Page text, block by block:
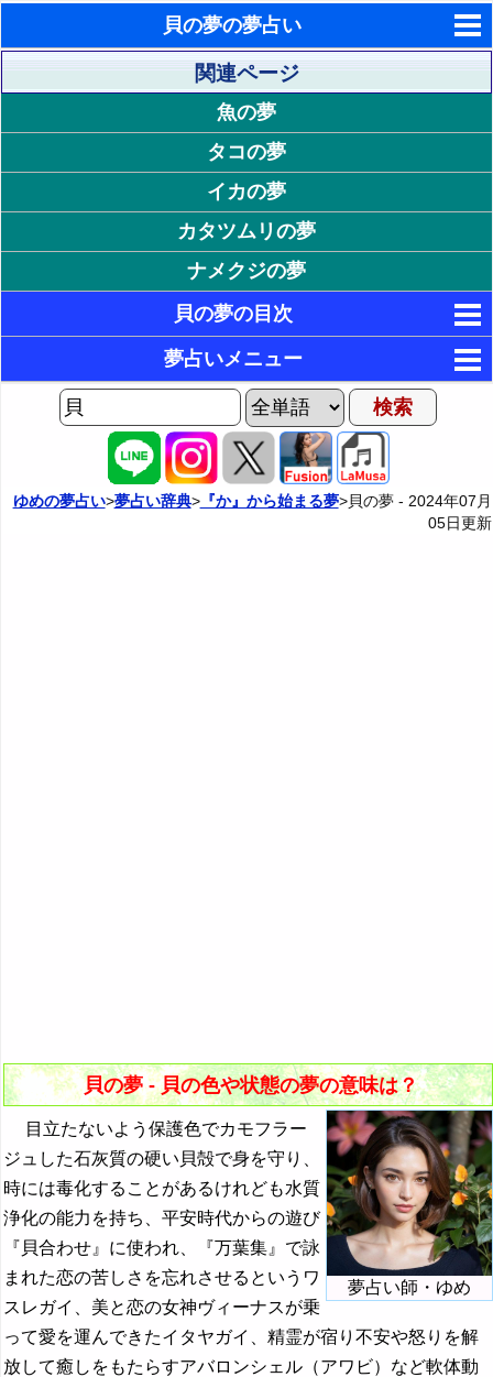
貝の夢の夢占い
東洋・西洋占星術
ホラリー占星術
手相占いで未来診断
タロットカードで無料占い
命名の姓名判断
飛星派風水で住宅開運
男と女の心理学と心理テスト
関連ページ
魚の夢
タコの夢
イカの夢
カタツムリの夢
ナメクジの夢
貝の夢の目次
1. 貝の色が印象的な夢
2. 白い貝の夢 - 清楚・純粋・誠実
3. 黒い貝の夢 - 喪失・孤独・苦悩
4. 赤い貝の夢 - 生命力・興奮・欲望
17. 貝の状態が印象的な夢
18. 大きな貝の夢 - 長所や欠点の強調
19. 貧弱な貝の夢 - 運気の低迷
33. たくさんの貝の夢 - 強調や多様性
34. 貝の群れの夢 - 群れに対する感情
2P: 感情や貝の状況の夢
3P: 貝の行動の夢
夢占いメニュー
AIゆめの夢占いチャット
夢占い掲示板
怪獣の夢・怪物の夢の夢占い
階段の夢の夢占い
買う夢・買い物をする夢の夢占い
カエルの夢の夢占い
・・・
『き』から始まる夢
『く・け』の夢
『こ』から始まる夢
ゆめの夢占い>夢占い辞典>『か』から始まる夢>貝の夢 - 2024年07月
05日更新
貝の夢 - 貝の色や状態の夢の意味は？
夢占い師・ゆめ
目立たないよう保護色でカモフラー
ジュした石灰質の硬い貝殻で身を守り、
時には毒化することがあるけれども水質
浄化の能力を持ち、平安時代からの遊び
『貝合わせ』に使われ、『万葉集』で詠
まれた恋の苦しさを忘れさせるというワ
スレガイ、美と恋の女神ヴィーナスが乗
って愛を運んできたイタヤガイ、精霊が宿り不安や怒りを解
放して癒しをもたらすアバロンシェル（アワビ）など軟体動